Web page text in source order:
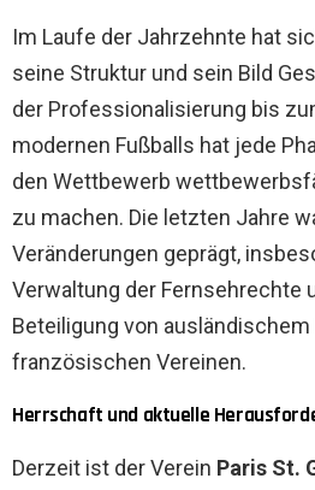
Im Laufe der Jahrzehnte hat
seine Struktur und sein Bild
der Professionalisierung bis
modernen Fußballs hat jede
den Wettbewerb
zu machen. Die letzten Jahre
Veränderungen geprägt,
Verwaltung der Fernsehrechte
Beteiligung von ausländischem
französischen Vereinen.
Herrschaft und aktuelle
Derzeit ist der Verein Paris St.